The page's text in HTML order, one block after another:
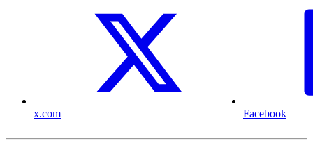
x.com Facebook